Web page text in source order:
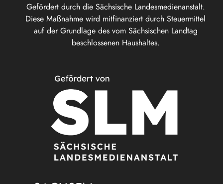
Gefördert durch die Sächsische Landesmedienanstalt.
Diese Maßnahme wird mitfinanziert durch Steuermittel
auf der Grundlage des vom Sächsischen Landtag
beschlossenen Haushaltes.